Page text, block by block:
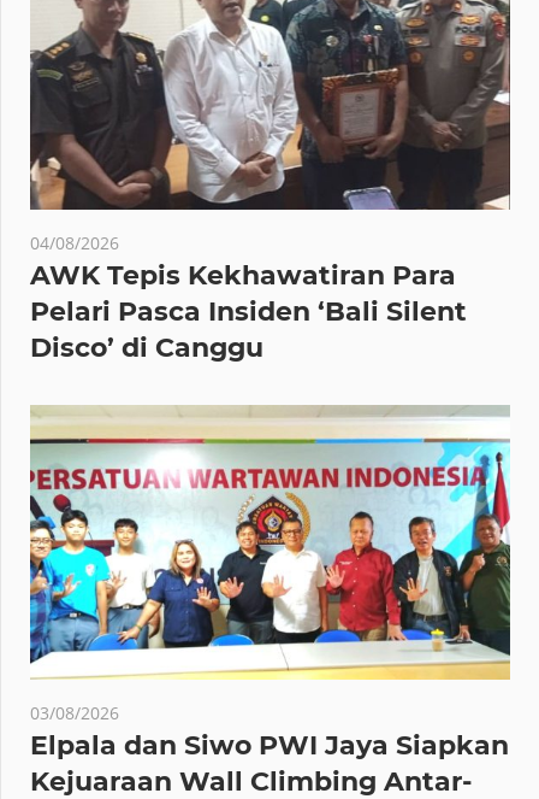
04/08/2026
AWK Tepis Kekhawatiran Para
Pelari Pasca Insiden ‘Bali Silent
Disco’ di Canggu
03/08/2026
Elpala dan Siwo PWI Jaya Siapkan
Kejuaraan Wall Climbing Antar-